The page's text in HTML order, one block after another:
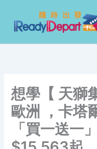
content
想學【 天獅
歐洲 ，卡塔
「買一送一